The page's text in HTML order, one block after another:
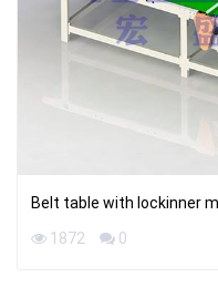
Belt table with lockinner
1872
0